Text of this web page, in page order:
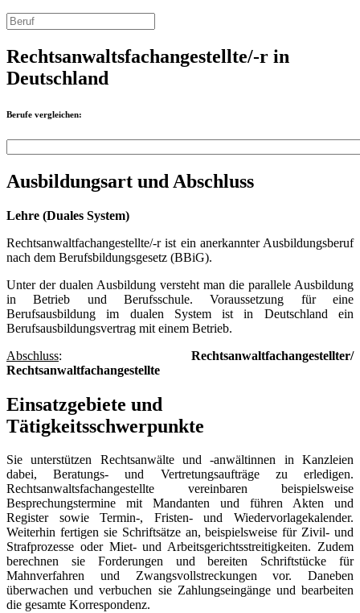
Rechtsanwaltsfachangestellte/-r in
Deutschland
Berufe vergleichen:
Ausbildungsart und Abschluss
Lehre (Duales System)
Rechtsanwaltfachangestellte/-r ist ein anerkannter Ausbildungsberuf
nach dem Berufsbildungsgesetz (BBiG).
Unter der dualen Ausbildung versteht man die parallele Ausbildung
in Betrieb und Berufsschule. Voraussetzung für eine
Berufsausbildung im dualen System ist in Deutschland ein
Berufsausbildungsvertrag mit einem Betrieb.
Abschluss: Rechtsanwaltfachangestellter/
Rechtsanwaltfachangestellte
Einsatzgebiete und
Tätigkeitsschwerpunkte
Sie unterstützen Rechtsanwälte und -anwältinnen in Kanzleien
dabei, Beratungs- und Vertretungsaufträge zu erledigen.
Rechtsanwaltsfachangestellte vereinbaren beispielsweise
Besprechungstermine mit Mandanten und führen Akten und
Register sowie Termin-, Fristen- und Wiedervorlagekalender.
Weiterhin fertigen sie Schriftsätze an, beispielsweise für Zivil- und
Strafprozesse oder Miet- und Arbeitsgerichtsstreitigkeiten. Zudem
berechnen sie Forderungen und bereiten Schriftstücke für
Mahnverfahren und Zwangsvollstreckungen vor. Daneben
überwachen und verbuchen sie Zahlungseingänge und bearbeiten
die gesamte Korrespondenz.